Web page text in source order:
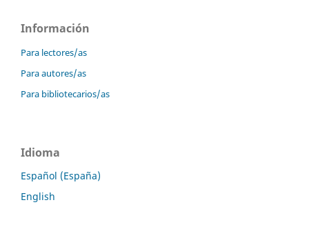
Información
Para lectores/as
Para autores/as
Para bibliotecarios/as
Idioma
Español (España)
English